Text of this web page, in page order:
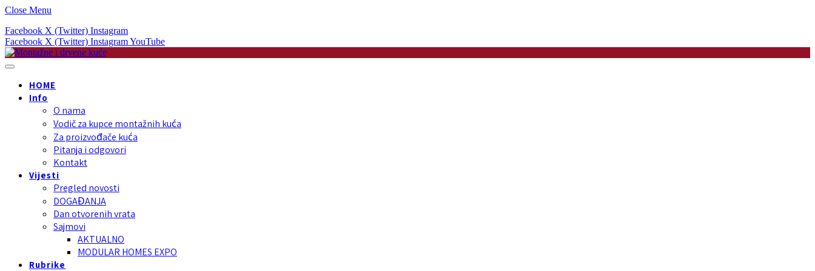
Close Menu
Facebook X (Twitter) Instagram
Facebook X (Twitter) InstagramYouTube
HOME
Info
O nama
Vodič za kupce montažnih kuća
Za proizvođače kuća
Pitanja i odgovori
Kontakt
Vijesti
Pregled novosti
DOGAĐANJA
Dan otvorenih vrata
Sajmovi
AKTUALNO
MODULAR HOMES EXPO
Rubrike